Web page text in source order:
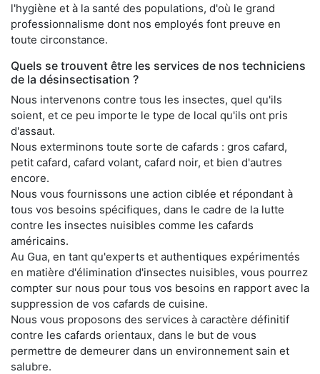
l'hygiène et à la santé des populations, d'où le grand
professionnalisme dont nos employés font preuve en
toute circonstance.
Quels se trouvent être les services de nos techniciens
de la désinsectisation ?
Nous intervenons contre tous les insectes, quel qu'ils
soient, et ce peu importe le type de local qu'ils ont pris
d'assaut.
Nous exterminons toute sorte de cafards : gros cafard,
petit cafard, cafard volant, cafard noir, et bien d'autres
encore.
Nous vous fournissons une action ciblée et répondant à
tous vos besoins spécifiques, dans le cadre de la lutte
contre les insectes nuisibles comme les cafards
américains.
Au Gua, en tant qu'experts et authentiques expérimentés
en matière d'élimination d'insectes nuisibles, vous pourrez
compter sur nous pour tous vos besoins en rapport avec la
suppression de vos cafards de cuisine.
Nous vous proposons des services à caractère définitif
contre les cafards orientaux, dans le but de vous
permettre de demeurer dans un environnement sain et
salubre.